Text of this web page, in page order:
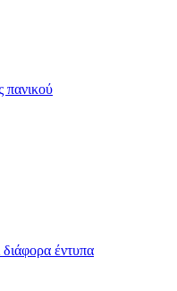
πανικού
έντυπα